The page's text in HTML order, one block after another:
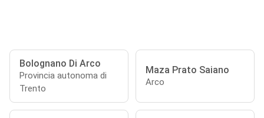
Bolognano Di Arco
Provincia autonoma di
Trento
Maza Prato Saiano
Arco